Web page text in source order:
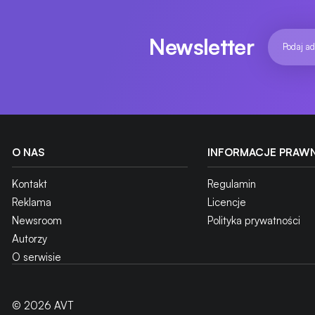
OBIEKTYWY
7Artisans Photoelectric 75 mm f/1.25 - ultrajasna manualna
już dostępny w przedsprzedaży
Newsletter
O NAS
Kontakt
Reklama
Newsroom
Autorzy
O serwisie
INFORMACJE
Regulamin
Licencje
Polityka prywatności
© 2026 AVT